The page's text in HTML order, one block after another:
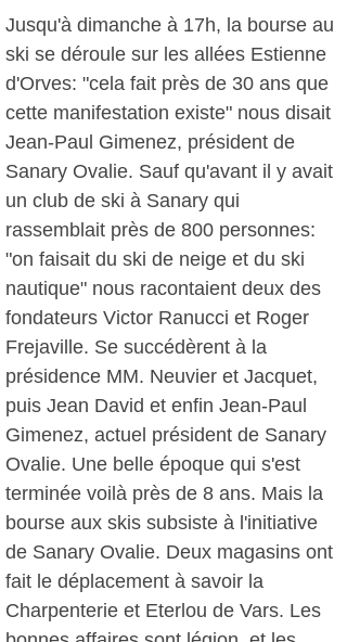
Jusqu'à dimanche à 17h, la bourse au
ski se déroule sur les allées Estienne
d'Orves: "cela fait près de 30 ans que
cette manifestation existe" nous disait
Jean-Paul Gimenez, président de
Sanary Ovalie. Sauf qu'avant il y avait
un club de ski à Sanary qui
rassemblait près de 800 personnes:
"on faisait du ski de neige et du ski
nautique" nous racontaient deux des
fondateurs Victor Ranucci et Roger
Frejaville. Se succédèrent à la
présidence MM. Neuvier et Jacquet,
puis Jean David et enfin Jean-Paul
Gimenez, actuel président de Sanary
Ovalie. Une belle époque qui s'est
terminée voilà près de 8 ans. Mais la
bourse aux skis subsiste à l'initiative
de Sanary Ovalie. Deux magasins ont
fait le déplacement à savoir la
Charpenterie et Eterlou de Vars. Les